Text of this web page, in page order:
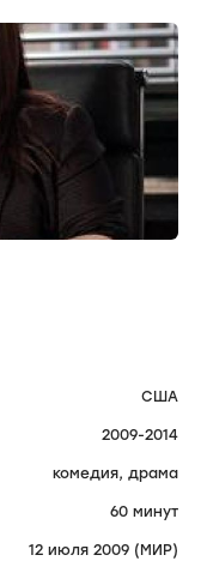
США
2009-2014
комедия, драма
60 минут
12 июля 2009 (МИР)